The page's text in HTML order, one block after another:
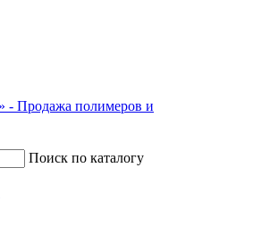
Поиск по каталогу